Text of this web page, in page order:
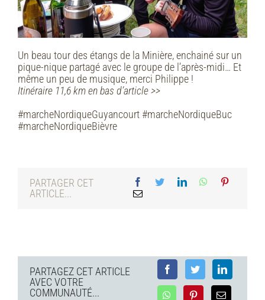
Un beau tour des étangs de la Minière, enchainé sur un
pique-nique partagé avec le groupe de l’après-midi… Et
même un peu de musique, merci Philippe !
Itinéraire 11,6 km en bas d’article >>
#marcheNordiqueGuyancourt #marcheNordiqueBuc
#marcheNordiqueBièvre
PARTAGER CET
ARTICLE...
PARTAGEZ CET ARTICLE
AVEC VOTRE
COMMUNAUTÉ...